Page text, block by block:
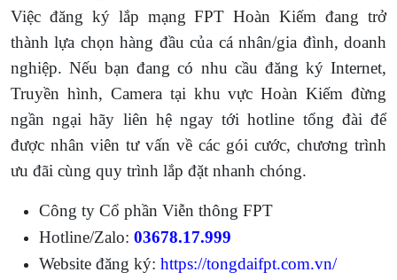
Việc đăng ký lắp mạng FPT Hoàn Kiếm đang trở
thành lựa chọn hàng đầu của cá nhân/gia đình, doanh
nghiệp. Nếu bạn đang có nhu cầu đăng ký Internet,
Truyền hình, Camera tại khu vực Hoàn Kiếm đừng
ngần ngại hãy liên hệ ngay tới hotline tổng đài để
được nhân viên tư vấn về các gói cước, chương trình
ưu đãi cùng quy trình lắp đặt nhanh chóng.
Công ty Cổ phần Viễn thông FPT
Hotline/Zalo: 03678.17.999
Website đăng ký: https://tongdaifpt.com.vn/